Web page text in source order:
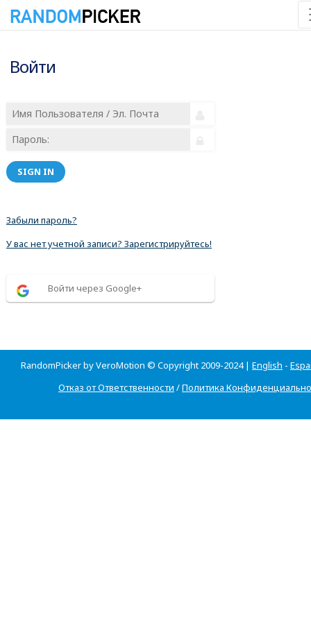
Войти
SIGN IN
Забыли пароль?
У вас нет учетной записи? Зарегистрируйтесь!
Войти через Google+
RandomPicker by VeroMotion © Copyright 2009-2024 | English -
Отказ от Ответственности /Политика